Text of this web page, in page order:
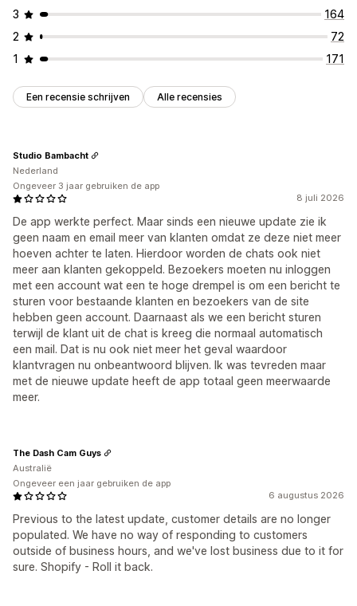
Aanpassing
Kleur en lettertype
Welkomstberichten
3
164
2
72
1
171
Een recensie schrijven Alle recensies
8 juli 2026
De app werkte perfect. Maar sinds een nieuwe update zie ik
geen naam en email meer van klanten omdat ze deze niet meer
hoeven achter te laten. Hierdoor worden de chats ook niet
meer aan klanten gekoppeld. Bezoekers moeten nu inloggen
met een account wat een te hoge drempel is om een bericht te
sturen voor bestaande klanten en bezoekers van de site
hebben geen account. Daarnaast als we een bericht sturen
terwijl de klant uit de chat is kreeg die normaal automatisch
een mail. Dat is nu ook niet meer het geval waardoor
klantvragen nu onbeantwoord blijven. Ik was tevreden maar
met de nieuwe update heeft de app totaal geen meerwaarde
meer.
Studio Bambacht
Nederland
Ongeveer 3 jaar gebruiken de app
6 augustus 2026
Previous to the latest update, customer details are no longer
populated. We have no way of responding to customers
outside of business hours, and we've lost business due to it for
sure. Shopify - Roll it back.
The Dash Cam Guys
Australië
Ongeveer een jaar gebruiken de app